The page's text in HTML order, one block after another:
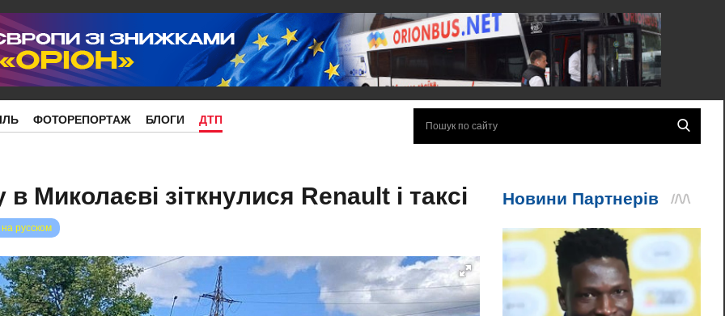
ФОТОРЕПОРТАЖ БЛОГИ ДТП
Миколаєві зіткнулися Renault і таксі
русском